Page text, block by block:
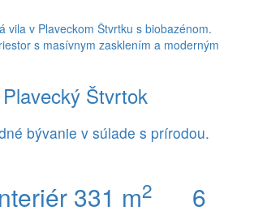
Štvrtok
bývanie v súlade s prírodou.
331 m2 6